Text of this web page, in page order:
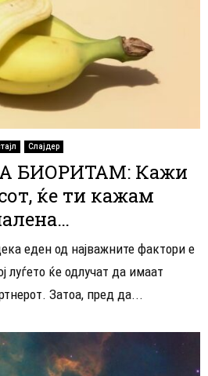
Слајдер
БИОРИТАМ: Кажи
ќе ти кажам
еден од најважните фактори е
луѓето ќе одлучат да имаат
Затоа, пред да...